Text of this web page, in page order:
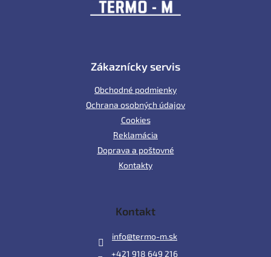
Zákaznícky servis
Obchodné podmienky
Ochrana osobných údajov
Cookies
Reklamácia
Doprava a poštovné
Kontakty
Kontakt
info@termo-m.sk
+421 918 649 216